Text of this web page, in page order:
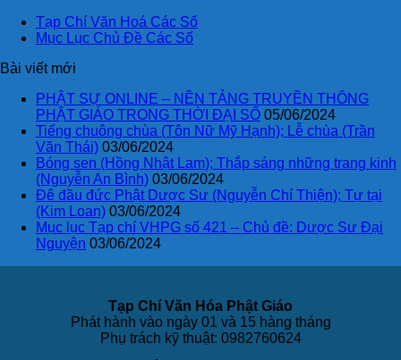
Tạp Chí Văn Hoá Các Số
Mục Lục Chủ Đề Các Số
Bài viết mới
PHẬT SỰ ONLINE – NỀN TẢNG TRUYỀN THÔNG
PHẬT GIÁO TRONG THỜI ĐẠI SỐ 05/06/2024
Tiếng chuông chùa (Tôn Nữ Mỹ Hạnh); Lễ chùa (Trần
Văn Thái) 03/06/2024
Bóng sen (Hồng Nhật Lam); Thắp sáng những trang kinh
(Nguyễn An Bình) 03/06/2024
Đê đầu đức Phật Dược Sư (Nguyễn Chí Thiện); Tự tại
(Kim Loan) 03/06/2024
Mục lục Tạp chí VHPG số 421 – Chủ đề: Dược Sư Đại
Nguyện 03/06/2024
Tạp Chí Văn Hóa Phật Giáo
Phát hành vào ngày 01 và 15 hàng tháng
Phụ trách kỹ thuật: 0982760624